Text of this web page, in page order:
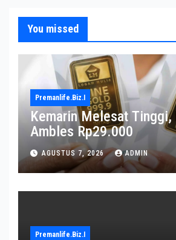
You missed
Premanlife.biz.i
Kemarin Melesat Tinggi,
Ambles Rp29.000
AGUSTUS 7, 2026 ADMIN
Premanlife.biz.i